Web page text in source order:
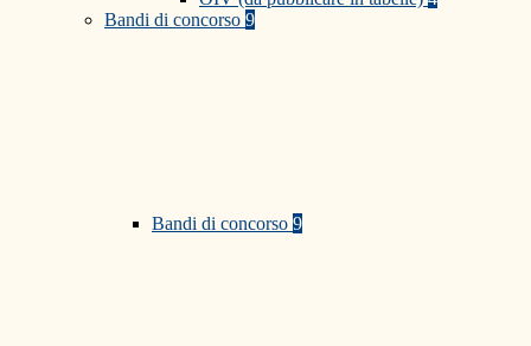
Bandi di concorso 9
Bandi di concorso 9